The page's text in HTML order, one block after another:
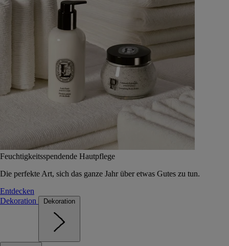
Feuchtigkeitsspendende Hautpflege
Die perfekte Art, sich das ganze Jahr über etwas Gutes zu tun.
Entdecken
Dekoration
Dekoration